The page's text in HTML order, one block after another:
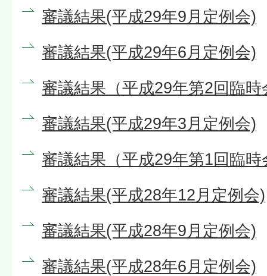
審議結果(平成29年9月定例会)
審議結果(平成29年6月定例会)
審議結果（平成29年第2回臨時
審議結果(平成29年3月定例会)
審議結果（平成29年第1回臨時
審議結果(平成28年12月定例会)
審議結果(平成28年9月定例会)
審議結果(平成28年6月定例会)